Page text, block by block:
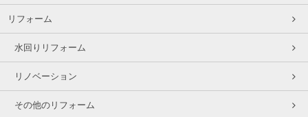
リフォーム
水回りリフォーム
リノベーション
その他のリフォーム